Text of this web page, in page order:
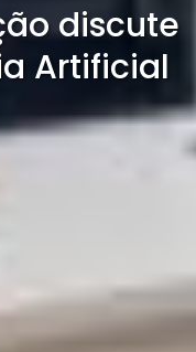
discute
Artificial